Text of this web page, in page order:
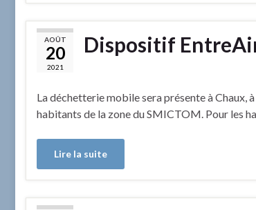
AOÛT
20
2021
Dispositif
La déchetterie mobile sera présente à Chaux,
habitants de la zone du SMICTOM. Pour les
Lire la suite